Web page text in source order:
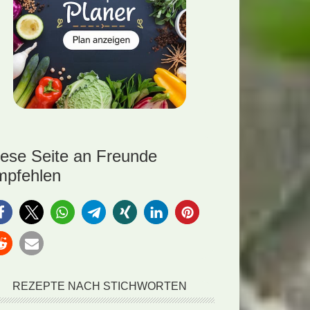
Seite an Freunde
REZEPTE NACH STICHWORTEN